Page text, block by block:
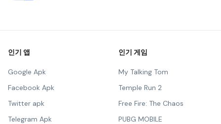
인기 앱
Google Apk
Facebook Apk
Twitter apk
Telegram Apk
인기 게임
My Talking Tom
Temple Run 2
Free Fire: The Chaos
PUBG MOBILE